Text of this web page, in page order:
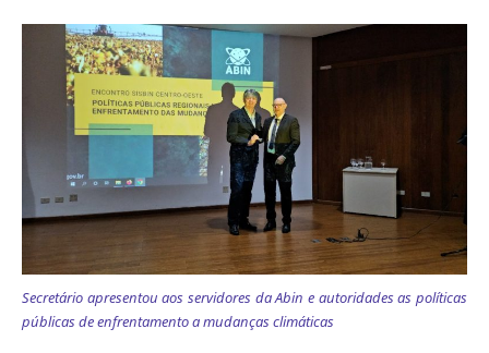
Secretário apresentou aos servidores da Abin e autoridades as políticas
públicas de enfrentamento a mudanças climáticas